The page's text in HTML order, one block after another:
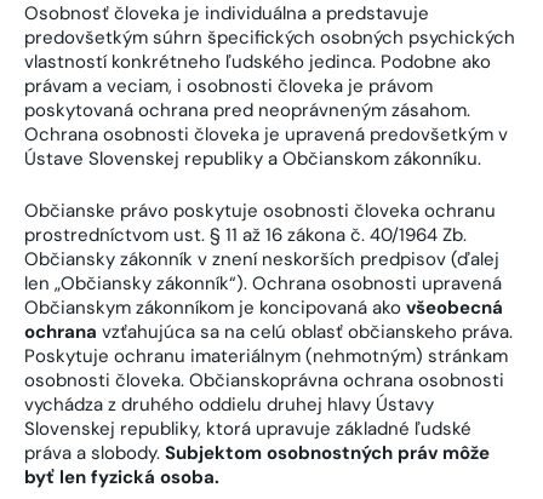
Osobnosť človeka je individuálna a predstavuje
predovšetkým súhrn špecifických osobných psychických
vlastností konkrétneho ľudského jedinca. Podobne ako
právam a veciam, i osobnosti človeka je právom
poskytovaná ochrana pred neoprávneným zásahom.
Ochrana osobnosti človeka je upravená predovšetkým v
Ústave Slovenskej republiky a Občianskom zákonníku.
Občianske právo poskytuje osobnosti človeka ochranu
prostredníctvom ust. § 11 až 16 zákona č. 40/1964 Zb.
Občiansky zákonník v znení neskorších predpisov (ďalej
len „Občiansky zákonník“). Ochrana osobnosti upravená
Občianskym zákonníkom je koncipovaná ako všeobecná
ochrana vzťahujúca sa na celú oblasť občianskeho práva.
Poskytuje ochranu imateriálnym (nehmotným) stránkam
osobnosti človeka. Občianskoprávna ochrana osobnosti
vychádza z druhého oddielu druhej hlavy Ústavy
Slovenskej republiky, ktorá upravuje základné ľudské
práva a slobody. Subjektom osobnostných práv môže
byť len fyzická osoba.